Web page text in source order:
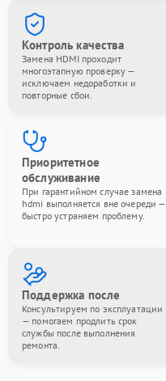
Контроль качества
Замена HDMI проходит
многоэтапную проверку —
исключаем недоработки и
повторные сбои.
Приоритетное
обслуживание
При гарантийном случае замена
hdmi выполняется вне очереди —
быстро устраняем проблему.
Поддержка после
Консультируем по эксплуатации
— помогаем продлить срок
службы после выполнения
ремонта.